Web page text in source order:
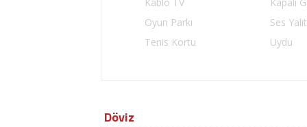
Oyun Parkı
Ses
Tenis Kortu
Uydu
Döviz